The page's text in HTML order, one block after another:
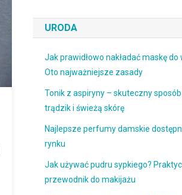
URODA
Jak prawidłowo nakładać maskę do
Oto najważniejsze zasady
Tonik z aspiryny – skuteczny
trądzik i świeżą skórę
Najlepsze perfumy damskie
rynku
Jak używać pudru sypkiego?
przewodnik do makijażu